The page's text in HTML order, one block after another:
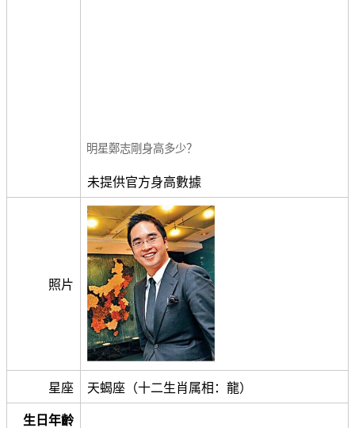
明星鄭志剛身高多少？
未提供官方身高數據
照片
星座 天蝎座（十二生肖属相：龍）
生日年齡